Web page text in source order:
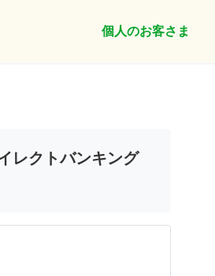
個人のお客さま
レクトバンキング